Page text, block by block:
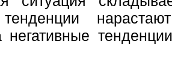
тенденции
негативные